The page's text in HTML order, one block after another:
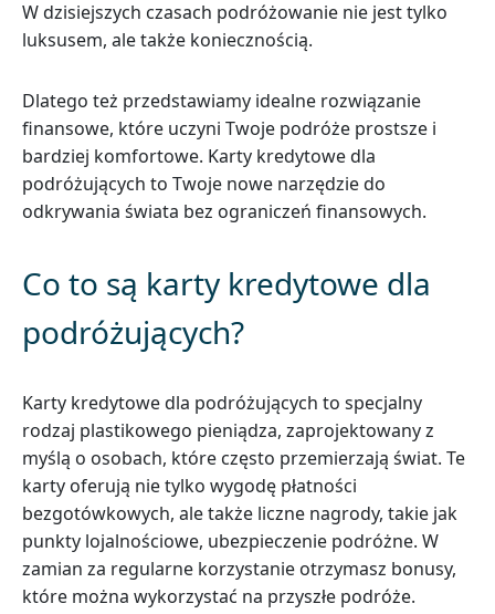
W dzisiejszych czasach podróżowanie nie jest tylko
luksusem, ale także koniecznością.
Dlatego też przedstawiamy idealne rozwiązanie
finansowe, które uczyni Twoje podróże prostsze i
bardziej komfortowe. Karty kredytowe dla
podróżujących to Twoje nowe narzędzie do
odkrywania świata bez ograniczeń finansowych.
Co to są karty kredytowe dla
podróżujących?
Karty kredytowe dla podróżujących to specjalny
rodzaj plastikowego pieniądza, zaprojektowany z
myślą o osobach, które często przemierzają świat. Te
karty oferują nie tylko wygodę płatności
bezgotówkowych, ale także liczne nagrody, takie jak
punkty lojalnościowe, ubezpieczenie podróżne. W
zamian za regularne korzystanie otrzymasz bonusy,
które można wykorzystać na przyszłe podróże.